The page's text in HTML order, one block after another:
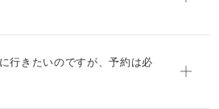
行きたいのですが、予約は必